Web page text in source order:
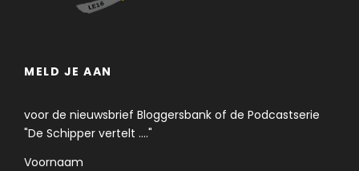
MELD JE AAN
voor de nieuwsbrief Bloggersbank of de Podcastserie
"De Schipper vertelt ...."
Voornaam